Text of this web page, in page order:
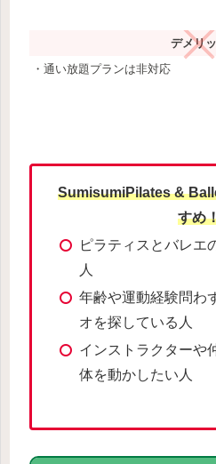
デメリ
・通い放題プランは非対応
SumisumiPilates &
すめ
ピラティスとバレエ
人
年齢や運動経験問わ
オを探している人
インストラクターや
体を動かしたい人